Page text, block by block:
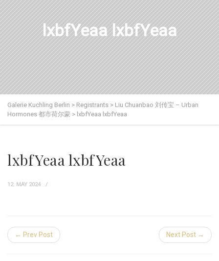
lxbfYeaa lxbfYeaa
Galerie Kuchling Berlin > Registrants > Liu Chuanbao 刘传宝 – Urban
Hormones 都市荷尔蒙 > lxbfYeaa lxbfYeaa
lxbfYeaa lxbfYeaa
12. MAY 2024
← Prev Post Next Post →